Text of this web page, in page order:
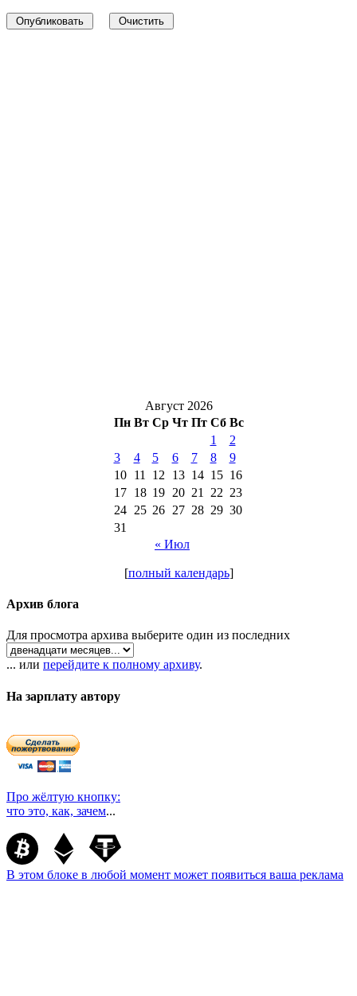
Август 2026
Пн Вт Ср Чт Пт Сб Вс
1
2
3
4 5 6 7 8
9
10
11 12 13 14 15 16
17
18 19 20 21 22 23
24
25 26 27 28 29 30
31
« Июл
[полный календарь]
Архив блога
Для просмотра архива выберите один из последних
... или перейдите к полному архиву.
На зарплату автору
Про жёлтую кнопку:
что это, как, зачем...
В этом блоке в любой момент может появиться ваша реклама